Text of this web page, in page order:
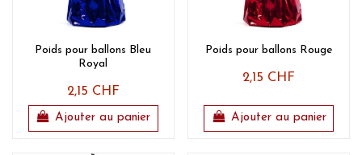
Poids pour ballons Bleu
Royal
2,15 CHF
Ajouter au panier
Poids pour ballons Rouge
2,15 CHF
Ajouter au panier